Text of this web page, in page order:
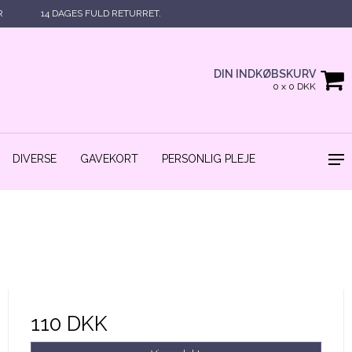
14 DAGES FULD RETURRET.
DIN INDKØBSKURV
0 x 0 DKK
DIVERSE GAVEKORT PERSONLIG PLEJE
110 DKK